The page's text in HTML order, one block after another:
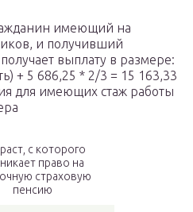
имеющий на
и получивший
выплату в размере:
+ 5 686,25 * 2/3 = 15 163,33
для имеющих стаж работы
с которого
право на
страховую
пенсию